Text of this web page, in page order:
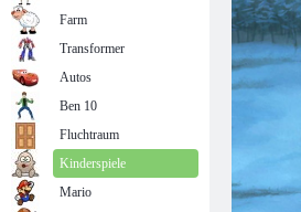
Farm
Transformer
Autos
Ben 10
Fluchtraum
Kinderspiele
Mario